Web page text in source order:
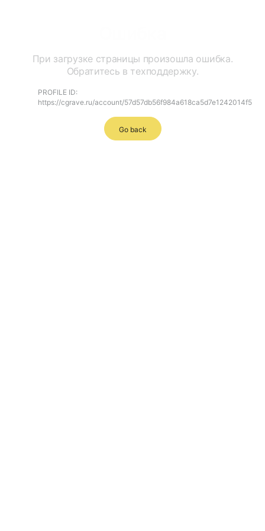
При загрузке страницы произошла ошибка.
Обратитесь в техподдержку.
PROFILE ID:
https://cgrave.ru/account/57d57db56f984a618ca5d7e1242014f5
Go back